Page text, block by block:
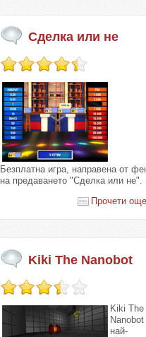
Сделка или не
Безплатна игра, направена от
на предаването "Сделка или не".
Прочети
Kiki The Nanobot
Kiki The
Nanobot
най-